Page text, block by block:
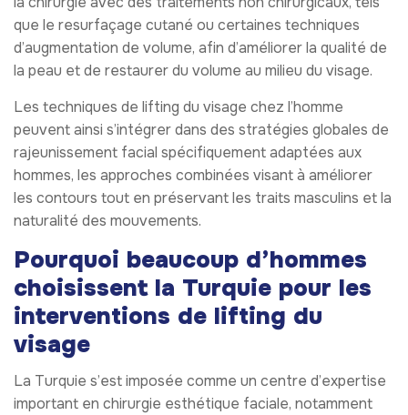
que le resurfaçage cutané ou certaines techniques
d’augmentation de volume, afin d’améliorer la qualité de
la peau et de restaurer du volume au milieu du visage.
Les techniques de lifting du visage chez l’homme
peuvent ainsi s’intégrer dans des stratégies globales de
rajeunissement facial spécifiquement adaptées aux
hommes, les approches combinées visant à améliorer
les contours tout en préservant les traits masculins et la
naturalité des mouvements.
Pourquoi beaucoup d’hommes
choisissent la Turquie pour les
interventions de lifting du
visage
La Turquie s’est imposée comme un centre d’expertise
important en chirurgie esthétique faciale, notamment